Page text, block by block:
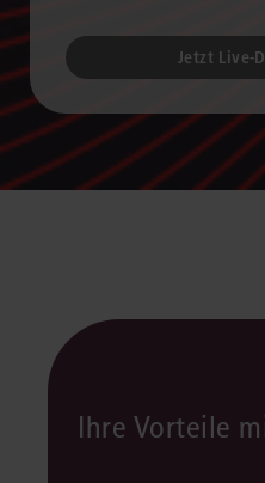
Jetzt Live-
Ihre Vorteile